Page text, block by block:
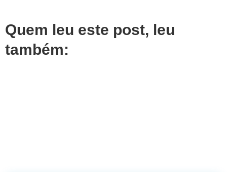
Quem leu este post, leu
também: